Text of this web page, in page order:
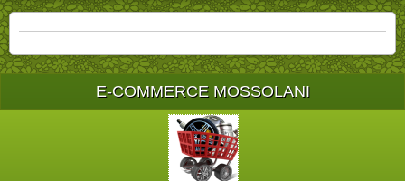
E-COMMERCE MOSSOLANI